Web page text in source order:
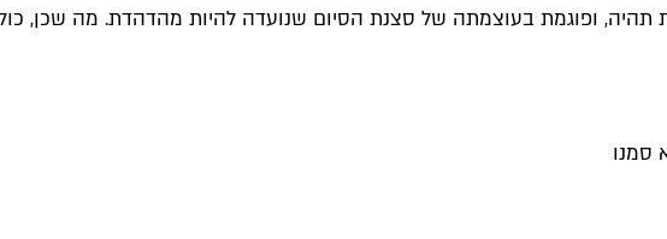
ופוגמת בעוצמתה של סצנת הסיום שנועדה להיות מהדהדת. מה שכן,
סמנו